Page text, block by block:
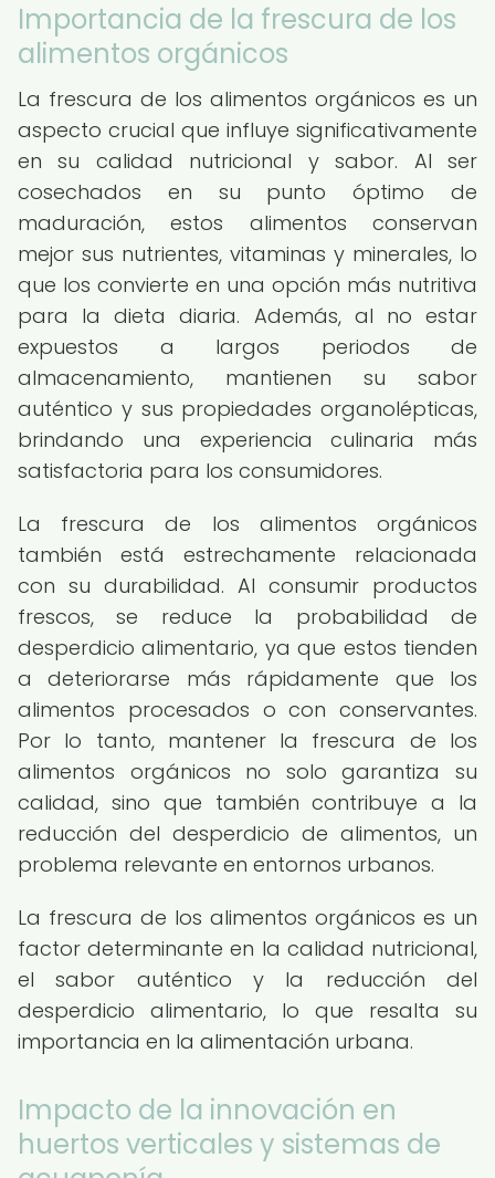
Importancia de la frescura de los
alimentos orgánicos
La frescura de los alimentos orgánicos es un
aspecto crucial que influye significativamente
en su calidad nutricional y sabor. Al ser
cosechados en su punto óptimo de
maduración, estos alimentos conservan
mejor sus nutrientes, vitaminas y minerales, lo
que los convierte en una opción más nutritiva
para la dieta diaria. Además, al no estar
expuestos a largos periodos de
almacenamiento, mantienen su sabor
auténtico y sus propiedades organolépticas,
brindando una experiencia culinaria más
satisfactoria para los consumidores.
La frescura de los alimentos orgánicos
también está estrechamente relacionada
con su durabilidad. Al consumir productos
frescos, se reduce la probabilidad de
desperdicio alimentario, ya que estos tienden
a deteriorarse más rápidamente que los
alimentos procesados o con conservantes.
Por lo tanto, mantener la frescura de los
alimentos orgánicos no solo garantiza su
calidad, sino que también contribuye a la
reducción del desperdicio de alimentos, un
problema relevante en entornos urbanos.
La frescura de los alimentos orgánicos es un
factor determinante en la calidad nutricional,
el sabor auténtico y la reducción del
desperdicio alimentario, lo que resalta su
importancia en la alimentación urbana.
Impacto de la innovación en
huertos verticales y sistemas de